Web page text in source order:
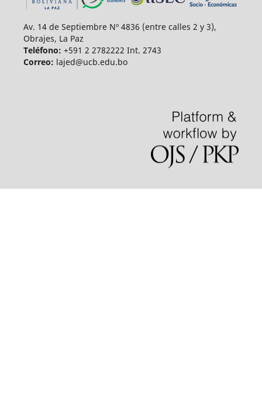
Av. 14 de Septiembre Nº 4836 (entre calles 2 y 3),
Obrajes, La Paz
Teléfono: +591 2 2782222 Int. 2743
Correo: lajed@ucb.edu.bo